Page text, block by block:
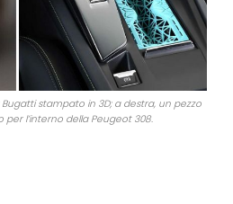
stampato in 3D; a destra, un pezzo
per l’interno della Peugeot 308.